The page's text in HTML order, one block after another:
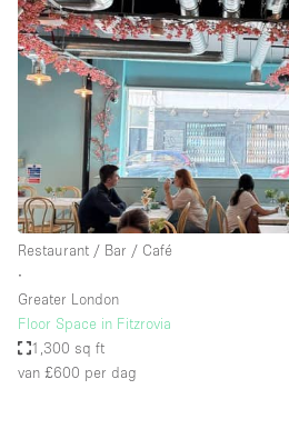
Restaurant / Bar / Café
∙
Greater London
Floor Space in Fitzrovia
1,300 sq ft
van £600 per dag